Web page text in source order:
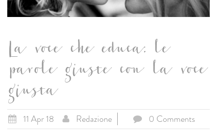
La voce che educa: le
parole giuste con la voce
giusta
11 Apr 18 Redazione
0 Comments